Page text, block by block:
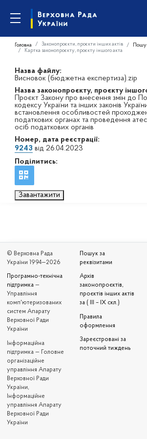
Головна Законопроєкти, проєкти інших актів
Картка законопроєкту, проєкту іншого акта
Назва файлу:
Висновок (бюджетна експертиза).zip
Назва законопроєкту, проєкту
Проєкт Закону про внесення змін до
кодексу України та інших законів
встановлення особливостей
податкових органах та проведення
осіб податкових органів
Номер, дата реєстрації:
9243 від 26.04.2023
Поділитись:
Завантажити
© Верховна Рада
України 1994—2026
Програмно-технічна
підтримка —
Управління
комп'ютеризованих
систем Апарату
Верховної Ради
України
Iнформаційна
підтримка — Головне
організаційне
управління Апарату
Верховної Ради
України,
Інформаційне
управління Апарату
Верховної Ради
України
Пошук за
реквізитами
Архів
законопроєктів,
проєктів інших актів
за ( III – IX скл.)
Правила
оформлення
Зареєстровані за
поточний тиждень